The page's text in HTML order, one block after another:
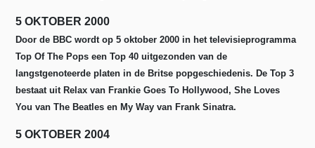
5 OKTOBER 2000
Door de BBC wordt op 5 oktober 2000 in het televisieprogramma
Top Of The Pops een Top 40 uitgezonden van de
langstgenoteerde platen in de Britse popgeschiedenis. De Top 3
bestaat uit Relax van Frankie Goes To Hollywood, She Loves
You van The Beatles en My Way van Frank Sinatra.
5 OKTOBER 2004